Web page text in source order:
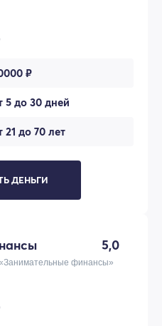
₽
5 до 30 дней
21 до 70 лет
ДЕНЬГИ
5,0
финансы»